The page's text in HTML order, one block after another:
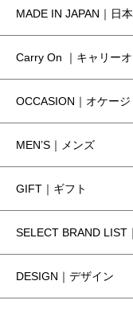
MADE IN JAPAN｜日
Carry On ｜キャリー
OCCASION｜オケージ
MEN’S｜メンズ
GIFT｜ギフト
SELECT BRAND LIST
DESIGN｜デザイン